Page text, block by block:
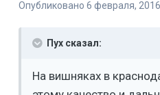
Опубликовано 6 февраля, 2016
Пух сказал:
На вишняках в